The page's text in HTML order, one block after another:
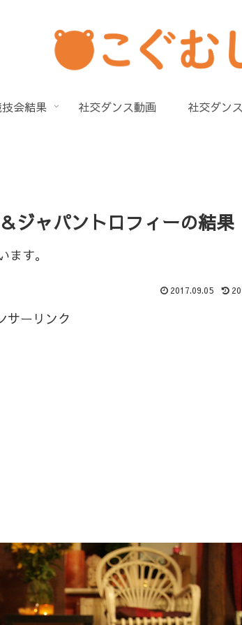
会結果 社交ダンス動画 社交ダン
ジャパントロフィーの結果
す。
2017.09.05
サーリンク